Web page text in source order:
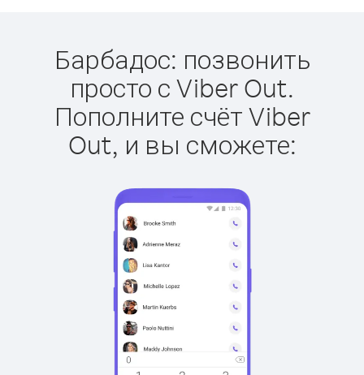
Барбадос: позвонить
просто с Viber Out.
Пополните счёт Viber
Out, и вы сможете: